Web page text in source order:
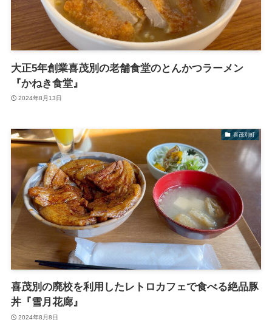
大正5年創業喜茂別の老舗食堂のとんかつラーメン
『かねき食堂』
2024年8月13日
喜茂別町
喜茂別の廃校を利用したレトロカフェで食べる絶品豚
丼『雪月花廊』
2024年8月8日